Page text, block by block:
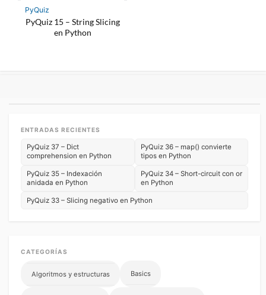
PyQuiz
PyQuiz 15 – String Slicing
en Python
ENTRADAS RECIENTES
PyQuiz 37 – Dict
comprehension en Python
PyQuiz 36 – map() convierte
tipos en Python
PyQuiz 35 – Indexación
anidada en Python
PyQuiz 34 – Short-circuit con or
en Python
PyQuiz 33 – Slicing negativo en Python
CATEGORÍAS
Algoritmos y estructuras Basics